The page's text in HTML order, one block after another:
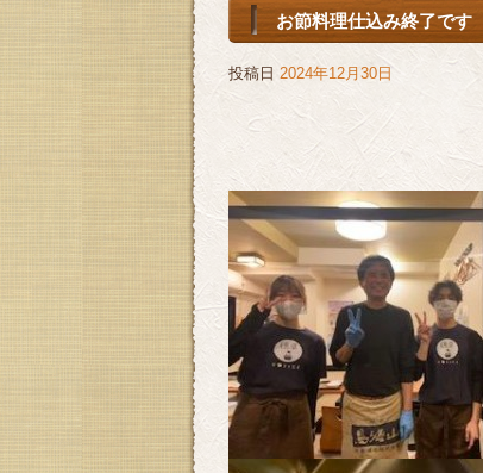
お節料理仕込み終了です
投稿日 2024年12月30日